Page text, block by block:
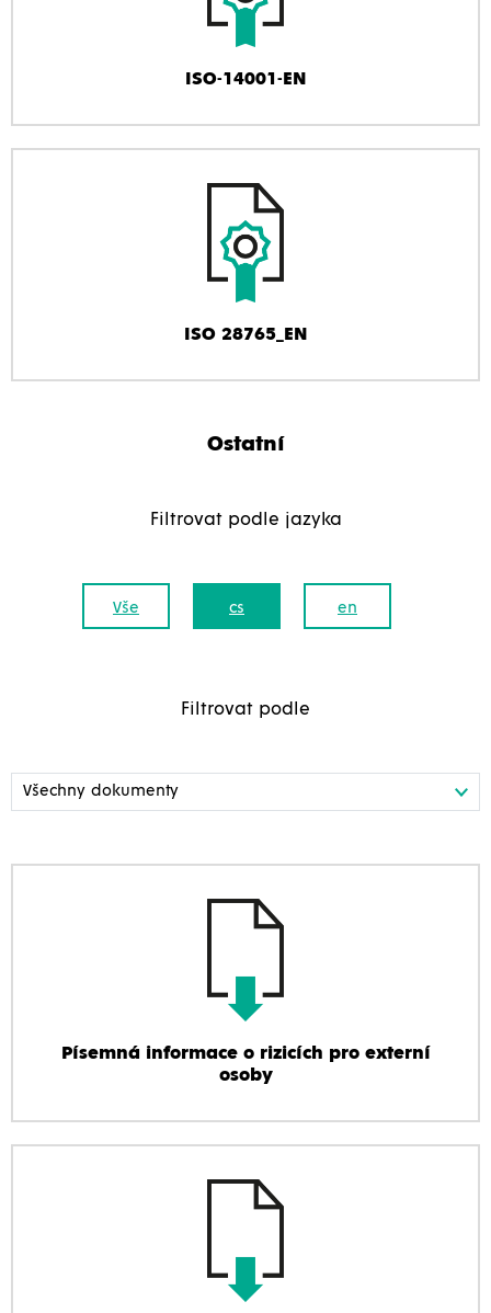
ISO-14001-EN
ISO 28765_EN
Ostatní
Filtrovat podle jazyka
Vše cs en
Filtrovat podle
Písemná informace o rizicích pro externí
osoby